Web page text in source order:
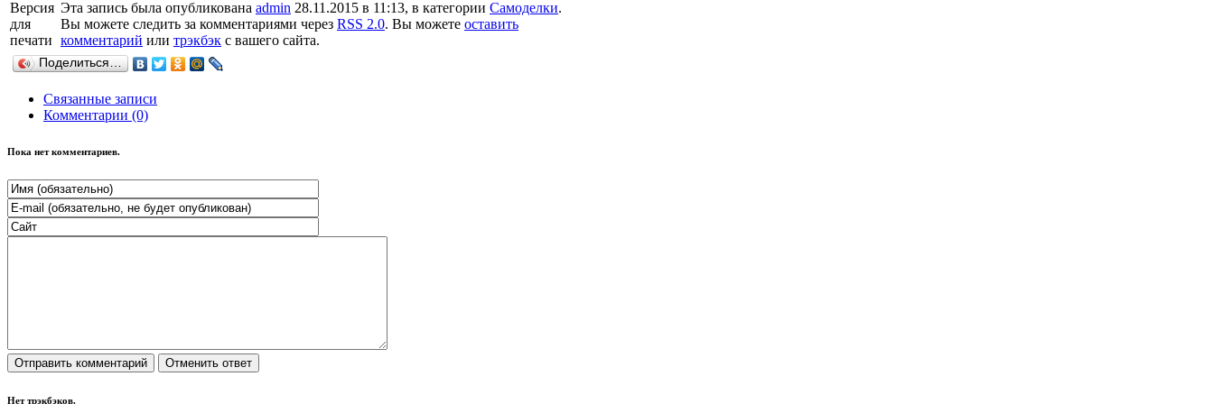
Версия
для
печати
Эта запись была опубликована admin 28.11.2015 в 11:13, в категории Самоделки.
Вы можете следить за комментариями через RSS 2.0. Вы можете оставить
комментарий или трэкбэк с вашего сайта.
Поделиться…
Связанные записи
Комментарии (0)
Пока нет комментариев.
Нет трэкбэков.